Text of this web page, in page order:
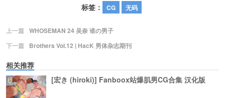
标签： CG 无码
上一篇 WHOSEMAN 24 吴奈 谁の男子
下一篇
Brothers Vol.12 | HacK 男体杂志期刊
相关推荐
[宏き (hiroki)] Fanboox站爆肌男CG合集 汉化版